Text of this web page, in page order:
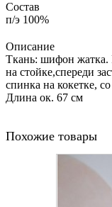
Состав
п/э 100%
Описание
Ткань: шифон жатка.
на стойке,спереди
спинка на кокетке,
Длина ок. 67 см
Похожие товары